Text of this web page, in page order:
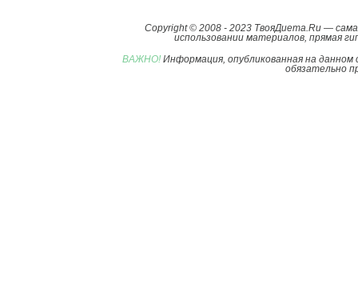
Copyright © 2008 - 2023 ТвояДиета.Ru —
использовании материалов, прямая
ВАЖНО! Информация, опубликованная на
обязательно